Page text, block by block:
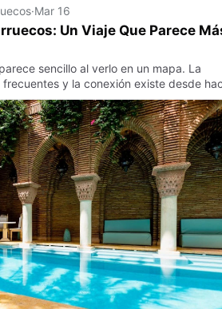
·Mar 16
Un Viaje Que Parece
sencillo al verlo en un mapa. La
y la conexión existe desde